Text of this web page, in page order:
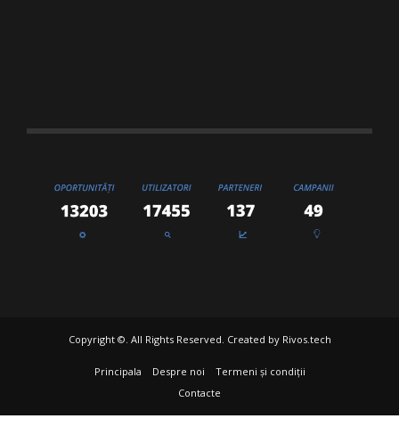
Copyright ©. All Rights Reserved. Created by Rivos.tech
Principala Despre noi
Termeni și condiții
Contacte